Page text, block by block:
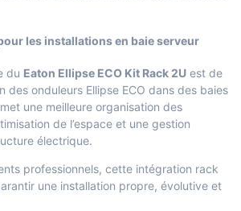
les installations en baie serveur
du Eaton Ellipse ECO Kit Rack 2U est de
des onduleurs Ellipse ECO dans des baies
une meilleure organisation des
de l’espace et une gestion
électrique.
professionnels, cette intégration rack
une installation propre, évolutive et